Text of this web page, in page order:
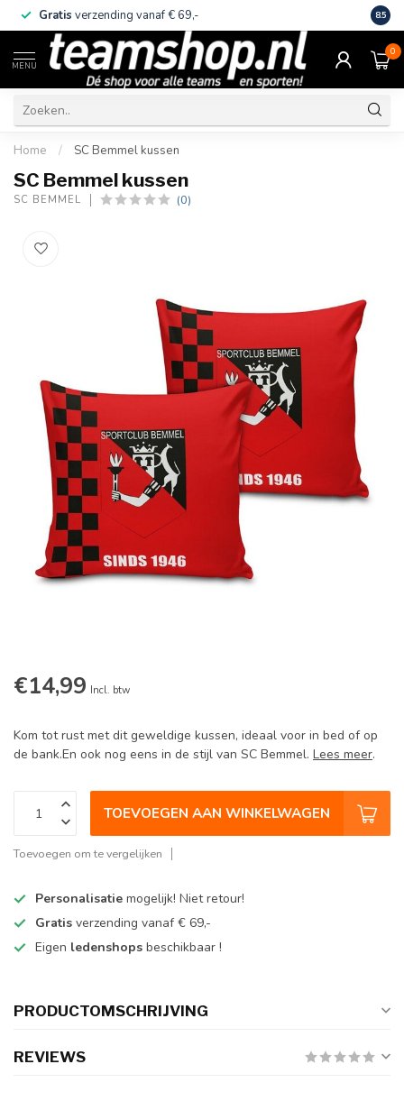
Gratis verzending vanaf € 69,- Eigen
8.5
MENU
0
Home / SC Bemmel kussen
SC Bemmel kussen
SC BEMMEL (0)
€14,99 Incl. btw
Kom tot rust met dit geweldige kussen, ideaal voor in bed of op
de bank.En ook nog eens in de stijl van SC Bemmel. Lees meer.
TOEVOEGEN AAN WINKELWAGEN
Toevoegen om te vergelijken
Personalisatie mogelijk! Niet retour!
Gratis verzending vanaf € 69,-
Eigen ledenshops beschikbaar !
PRODUCTOMSCHRIJVING
REVIEWS